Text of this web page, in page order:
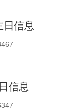
日信息
信息